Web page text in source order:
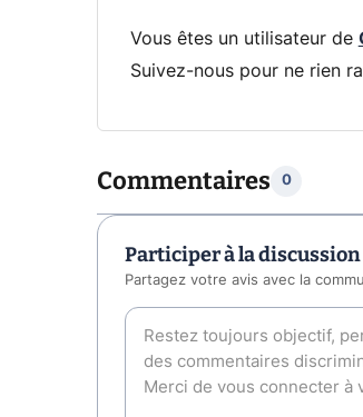
Vous êtes un utilisateur de
Suivez-nous pour ne rien
Commentaires 0
Participer à la discussion
Partagez votre avis avec la